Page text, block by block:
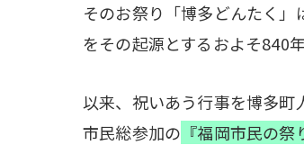
そのお祭り「博多どんたく」
をその起源とするおよそ840
以来、祝いあう行事を博多町
市民総参加の 『福岡市民の